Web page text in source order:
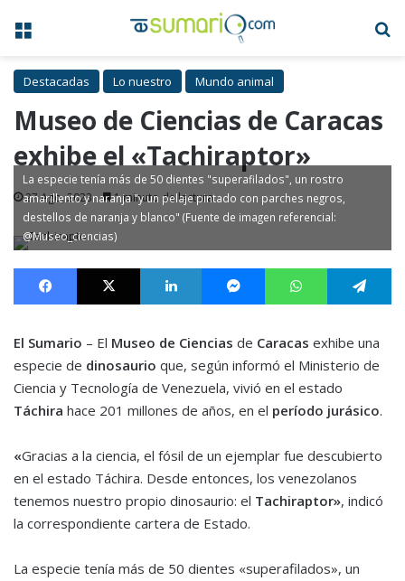
Menú
Destacadas Lo nuestro Mundo animal
Museo de Ciencias de Caracas
exhibe el «Tachiraptor»
27 Ago, 2023 1 minuto de lectura
La especie tenía más de 50 dientes "superafilados", un rostro
amarillento y naranja "y un pelaje pintado con parches negros,
destellos de naranja y blanco" (Fuente de imagen referencial:
@Museo_ciencias)
Facebook X LinkedIn MessengerWhatsApp
El Sumario – El Museo de Ciencias de Caracas exhibe una
especie de dinosaurio que, según informó el Ministerio de
Ciencia y Tecnología de Venezuela, vivió en el estado
Táchira hace 201 millones de años, en el período jurásico.
«Gracias a la ciencia, el fósil de un ejemplar fue descubierto
en el estado Táchira. Desde entonces, los venezolanos
tenemos nuestro propio dinosaurio: el Tachiraptor», indicó
la correspondiente cartera de Estado.
La especie tenía más de 50 dientes «superafilados», un